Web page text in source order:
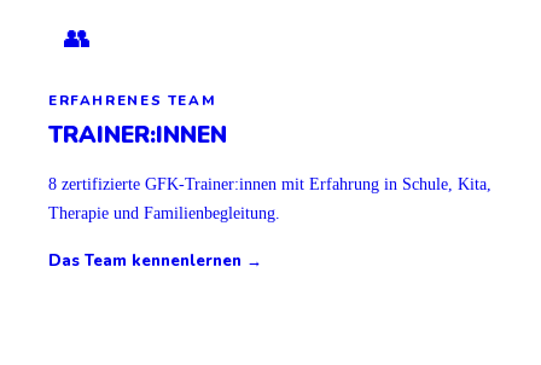
👥
ERFAHRENES TEAM
TRAINER:INNEN
8 zertifizierte GFK-Trainer:innen mit Erfahrung in Schule, Kita,
Therapie und Familienbegleitung.
Das Team kennenlernen →